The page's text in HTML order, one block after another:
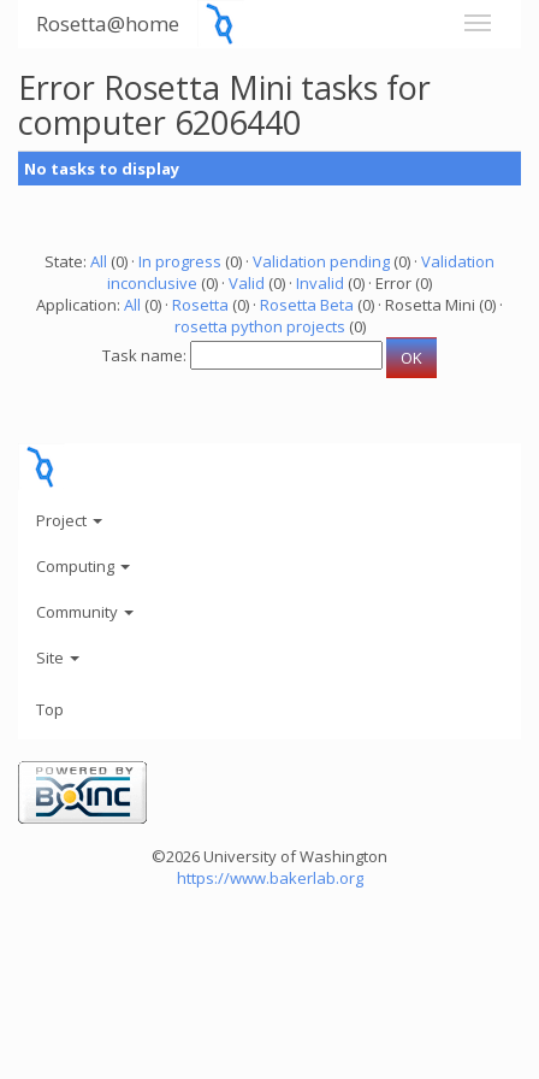
Rosetta@home
Error Rosetta Mini tasks for
computer 6206440
No tasks to display
State: All (0) · In progress (0) · Validation pending (0) · Validation
inconclusive (0) · Valid (0) · Invalid (0) · Error (0)
Application: All (0) · Rosetta (0) · Rosetta Beta (0) · Rosetta Mini (0) ·
rosetta python projects (0)
Task name:
Project
Computing
Community
Site
Top
©2026 University of Washington
https://www.bakerlab.org